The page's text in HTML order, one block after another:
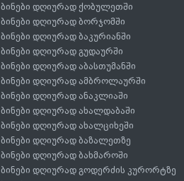
ბინები დღიურად ქობულეთში
ბინები დღიურად ბორჯომში
ბინები დღიურად ბაკურიანში
ბინები დღიურად გუდაურში
ბინები დღიურად აბასთუმანში
ბინები დღიურად ამბროლაურში
ბინები დღიურად ანაკლიაში
ბინები დღიურად ახალდაბაში
ბინები დღიურად ახალციხეში
ბინები დღიურად ბაზალეთზე
ბინები დღიურად ბახმაროში
ბინები დღიურად გოდერძის კურორტზე